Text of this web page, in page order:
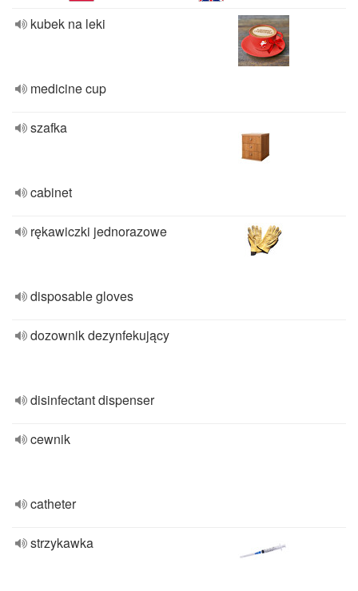
kubek na leki
medicine cup
szafka
cabinet
rękawiczki jednorazowe
disposable gloves
dozownik dezynfekujący
disinfectant dispenser
cewnik
catheter
strzykawka